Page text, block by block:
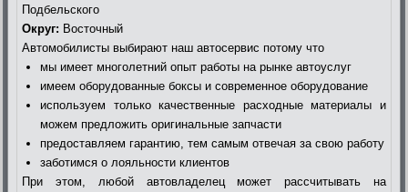
Подбельского
Округ: Восточный
Автомобилисты выбирают наш автосервис потому что
мы имеет многолетний опыт работы на рынке автоуслуг
имеем оборудованные боксы и современное оборудование
используем только качественные расходные материалы и
можем предложить оригинальные запчасти
предоставляем гарантию, тем самым отвечая за свою работу
заботимся о лояльности клиентов
При этом, любой автовладелец может рассчитывать на